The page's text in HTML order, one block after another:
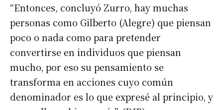
“Entonces, concluyó Zurro, hay muchas
personas como Gilberto (Alegre) que piensan
poco o nada como para pretender
convertirse en individuos que piensan
mucho, por eso su pensamiento se
transforma en acciones cuyo común
denominador es lo que expresé al principio, y